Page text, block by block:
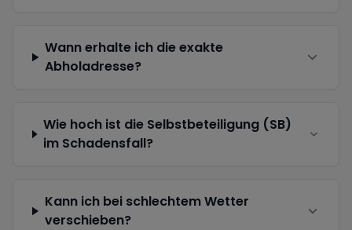
Wann erhalte ich die exakte
Abholadresse?
Wie hoch ist die Selbstbeteiligung (SB)
im Schadensfall?
Kann ich bei schlechtem Wetter
verschieben?